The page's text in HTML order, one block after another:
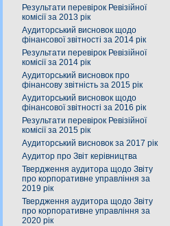
Результати перевірок Ревізійної
комісії за 2013 рік
Аудиторський висновок щодо
фінансової звітності за 2014 рік
Результати перевірок Ревізійної
комісії за 2014 рік
Аудиторський висновок про
фінансову звітність за 2015 рік
Аудиторський висновок щодо
фінансової звітності за 2016 рік
Результати перевірок Ревізійної
комісії за 2015 рік
Аудиторський висновок за 2017 рік
Аудитор про Звіт керівництва
Твердження аудитора щодо Звіту
про корпоративне управління за
2019 рік
Твердження аудитора щодо Звіту
про корпоративне управління за
2020 рік